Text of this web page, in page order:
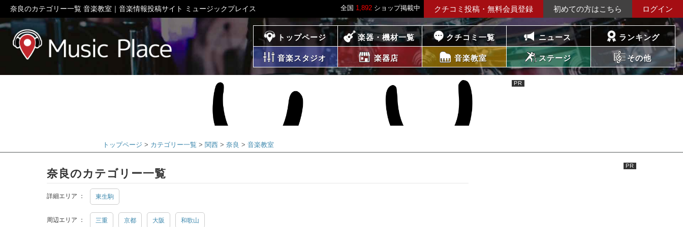
全国 1,892 ショップ掲載中 クチコミ投稿・無料会員登録 初めての方はこちら ログイン
奈良のカテゴリー一覧 音楽教室｜音楽情報投稿サイト ミュージックプレイス
ミュージックプレイス トップページ 楽器・機材一覧 クチコミ一覧 ニュース ランキング
音楽スタジオ 楽器店 音楽教室 ステージ その他
トップページ カテゴリー一覧 関西 奈良 音楽教室
奈良のカテゴリー一覧
詳細エリア ： 東生駒
周辺エリア ： 三重 京都 大阪 和歌山